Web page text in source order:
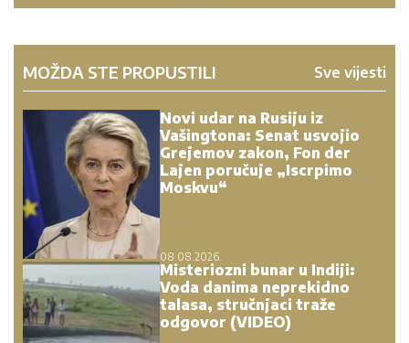
MOŽDA STE PROPUSTILI Sve vijesti
Novi udar na Rusiju iz
Vašingtona: Senat usvojio
Grejemov zakon, Fon der
Lajen poručuje „Iscrpimo
Moskvu“
08.08.2026.
Misteriozni bunar u Indiji:
Voda danima neprekidno
talasa, stručnjaci traže
odgovor (VIDEO)